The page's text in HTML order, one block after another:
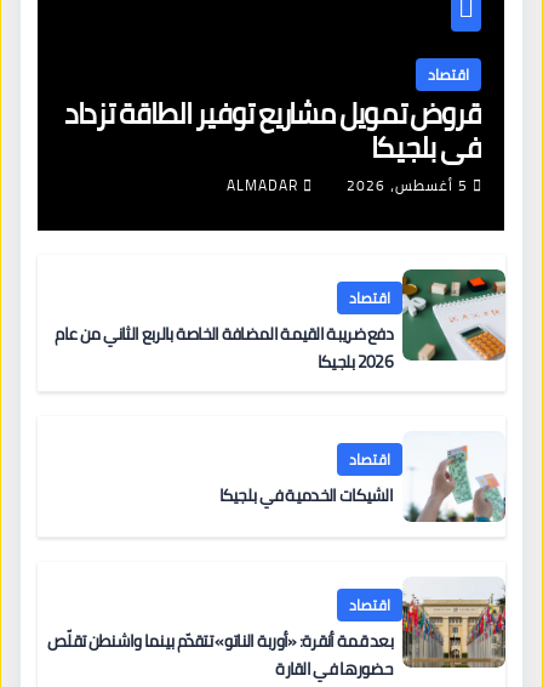
اقتصاد
قروض تمويل مشاريع توفير الطاقة تزداد
في بلجيكا
5 أغسطس، 2026 ALMADAR
اقتصاد
دفع ضريبة القيمة المضافة الخاصة بالربع الثاني من عام
2026 بلجيكا
اقتصاد
الشيكات الخدمية في بلجيكا
اقتصاد
بعد قمة أنقرة: «أوربة الناتو» تتقدّم بينما واشنطن تقلّص
حضورها في القارة